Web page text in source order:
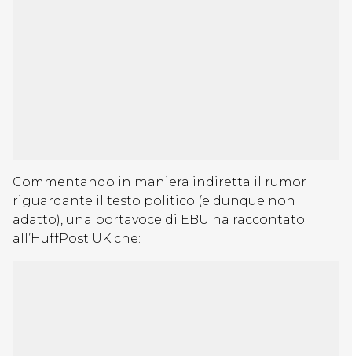
Commentando in maniera indiretta il rumor
riguardante il testo politico (e dunque non
adatto), una portavoce di EBU ha raccontato
all’HuffPost UK che: